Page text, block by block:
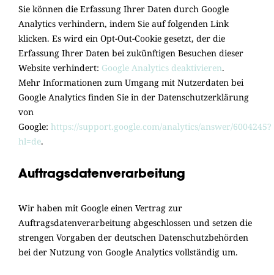
Sie können die Erfassung Ihrer Daten durch Google
Analytics verhindern, indem Sie auf folgenden Link
klicken. Es wird ein Opt-Out-Cookie gesetzt, der die
Erfassung Ihrer Daten bei zukünftigen Besuchen dieser
Website verhindert: Google Analytics deaktivieren.
Mehr Informationen zum Umgang mit Nutzerdaten bei
Google Analytics finden Sie in der Datenschutzerklärung
von
Google: https://support.google.com/analytics/answer/6004245?
hl=de.
Auftragsdatenverarbeitung
Wir haben mit Google einen Vertrag zur
Auftragsdatenverarbeitung abgeschlossen und setzen die
strengen Vorgaben der deutschen Datenschutzbehörden
bei der Nutzung von Google Analytics vollständig um.